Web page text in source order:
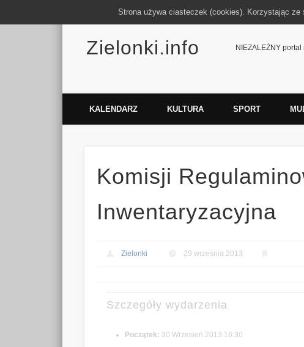
Zielonki.info NIEZALEŻNY
FacebookVimeo
KALENDARZ KULTURA SPORT
Komisji
Inwentaryzacyjna
Zielonki 29 września 2013
Szczegóły wydarzenia
Początek: 30 Wrzesień 2013 16:30
Strona używa ciasteczek (cookies). Korzystając